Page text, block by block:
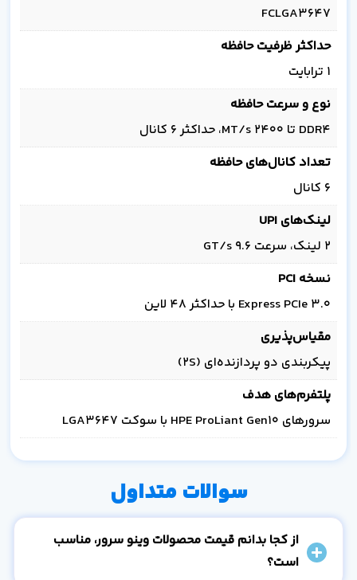
FCLGA3647
حداکثر ظرفیت حافظه
1 ترابایت
نوع و سرعت حافظه
DDR4 تا 2400 MT/s، حداکثر 6 کانال
تعداد کانال‌های حافظه
6 کانال
لینک‌های UPI
2 لینک، سرعت 9.6 GT/s
نسخه PCI
Express PCIe 3.0 با حداکثر 48 لاین
مقیاس‌پذیری
پیکربندی دو پردازنده‌ای (2S)
پلتفرم‌های هدف
سرورهای HPE ProLiant Gen10 با سوکت LGA3647
سوالات متداول
از کجا بدانم قیمت محصولات وینو سرور، مناسب
است؟